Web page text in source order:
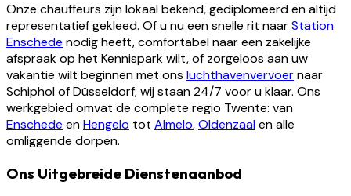
Onze chauffeurs zijn lokaal bekend, gediplomeerd en altijd
representatief gekleed. Of u nu een snelle rit naarStation
Enschede nodig heeft, comfortabel naar een zakelijke
afspraak op het Kennispark wilt, of zorgeloos aan uw
vakantie wilt beginnen met ons luchthavenvervoernaar
Schiphol of Düsseldorf; wij staan 24/7 voor u klaar. Ons
werkgebied omvat de complete regio Twente: van
Enschede enHengelo tot Almelo,Oldenzaalen alle
omliggende dorpen.
Ons Uitgebreide Dienstenaanbod